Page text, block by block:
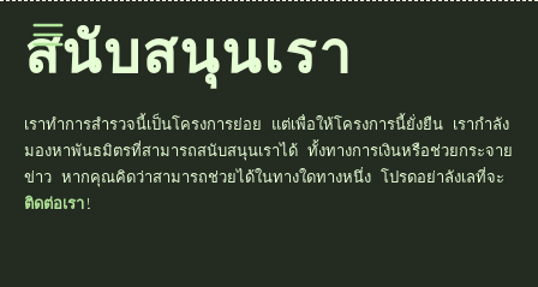
เปิดเมนู
สนับสนุนเรา
เราทำการสำรวจนี้เป็นโครงการย่อย แต่เพื่อให้โครงการนี้ยั่งยืน เรากำลัง
มองหาพันธมิตรที่สามารถสนับสนุนเราได้ ทั้งทางการเงินหรือช่วยกระจาย
ข่าว หากคุณคิดว่าสามารถช่วยได้ในทางใดทางหนึ่ง โปรดอย่าลังเลที่จะ
ติดต่อเรา!